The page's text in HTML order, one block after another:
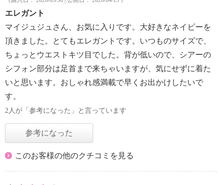
エレガント
マイジュジュさん、お気に入りです。大好きなネイビーを
頂きました。とてもエレガントです。いつものサイズで、
ちょっとウエストキツ目でした。背が低いので、シアーの
シフォン部分は足首まで来ちゃいますが、気にせずに着た
いと思います。おしゃれ感満載で早くお出かけしたいで
す。
2人が「参考になった」と言っています
参考になった
このお客様の他のクチコミを見る